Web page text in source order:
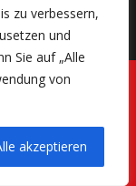
zu verbessern,
und
Sie auf „Alle
von
akzeptieren
by